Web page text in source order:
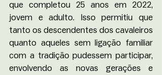
que completou 25 anos em 2022,
jovem e adulto. Isso permitiu que
tanto os descendentes dos cavaleiros
quanto aqueles sem ligação familiar
com a tradição pudessem participar,
envolvendo as novas gerações e